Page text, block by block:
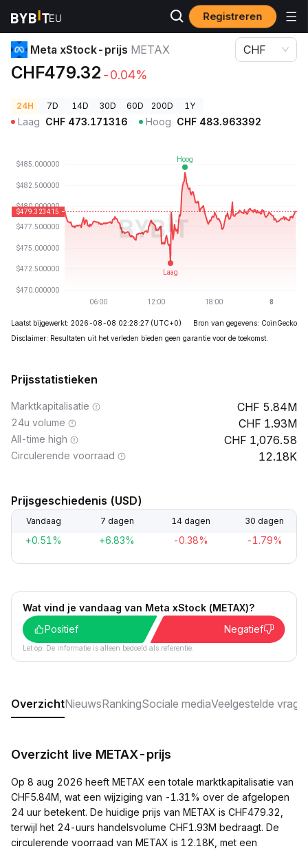
Registreren
Cryptoprijzen Meta xStock-prijs METAX
Meta xStock-prijs METAX
CHF479.32 -0.04%
CHF
24H 7D 14D 30D 60D 200D 1Y
Laag CHF 473.171316 Hoog CHF 483.963392
Laatst bijgewerkt: 2026-08-08 02:28:27 (UTC+0)
Bron van gegevens: CoinGecko
Disclaimer: Resultaten uit het verleden bieden geen garantie voor de toekomst.
Prijsstatistieken
Marktkapitalisatie 5.84M
24u volume 1.93M
All-time high 1,076.58
Circulerende voorraad 12.18K
Prijsgeschiedenis (USD)
Vandaag 7 dagen 14 dagen 30 dagen
+0.51% +6.83% -0.38% -1.79%
Wat vind je vandaag van Meta xStock (METAX)?
Positief
Negatief
Let op: De informatie is alleen bedoeld als referentie.
OverzichtNieuwsRankingSociale mediaVeelgestelde
Overzicht live METAX-prijs
Op 8 aug 2026 heeft METAX een totale marktkapitalisatie van
CHF5.84M, wat een wijziging van -1.31% over de afgelopen
24 uur betekent. De huidige prijs van METAX is CHF479.32,
terwijl het 24-uurs handelsvolume CHF1.93M bedraagt. De
circulerende voorraad van METAX is 12.18K, met een